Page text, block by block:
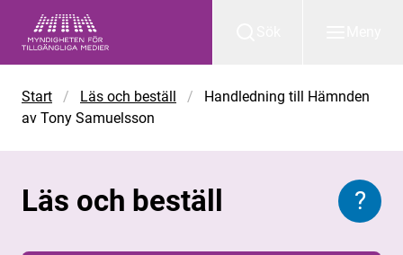
Start / Läs och beställ /
Handledning till Hämnden
av Tony Samuelsson
Läs och beställ ?